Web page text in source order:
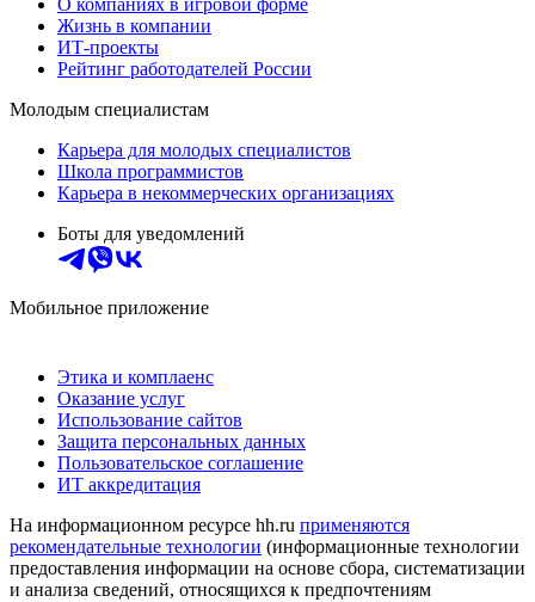
Жизнь в компании
ИТ-проекты
Рейтинг работодателей России
Молодым специалистам
Карьера для молодых специалистов
Школа программистов
Карьера в некоммерческих организациях
Боты для уведомлений
Мобильное приложение
Этика и комплаенс
Оказание услуг
Использование сайтов
Защита персональных данных
Пользовательское соглашение
ИТ аккредитация
На информационном ресурсе hh.ru применяются
рекомендательные технологии (информационные технологии
предоставления информации на основе сбора, систематизации
и анализа сведений, относящихся к предпочтениям